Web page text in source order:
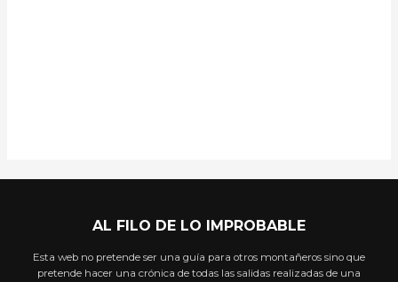
AL FILO DE LO IMPROBABLE
Esta web no pretende ser una guía para otros montañeros sino que
pretende hacer una crónica de todas las salidas realizadas de una